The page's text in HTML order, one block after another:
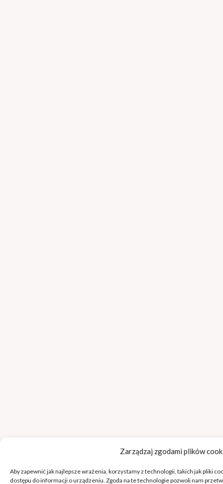
Zarządzaj zgodami plików
Aby zapewnić jak najlepsze wrażenia, korzystamy z technologii, takich jak pliki
dostępu do informacji o urządzeniu. Zgoda na te technologie pozwoli nam